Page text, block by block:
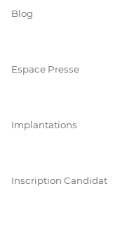
Blog
Espace Presse
Implantations
Inscription Candidat